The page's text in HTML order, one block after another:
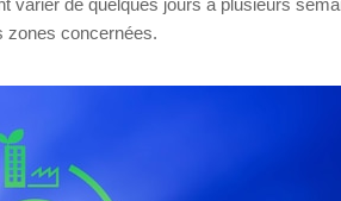
varier de quelques jours à plusieurs
zones concernées.